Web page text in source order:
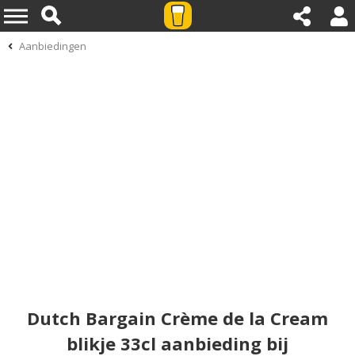
Aanbiedingen
Dutch Bargain Crème de la Cream
blikje 33cl aanbieding bij